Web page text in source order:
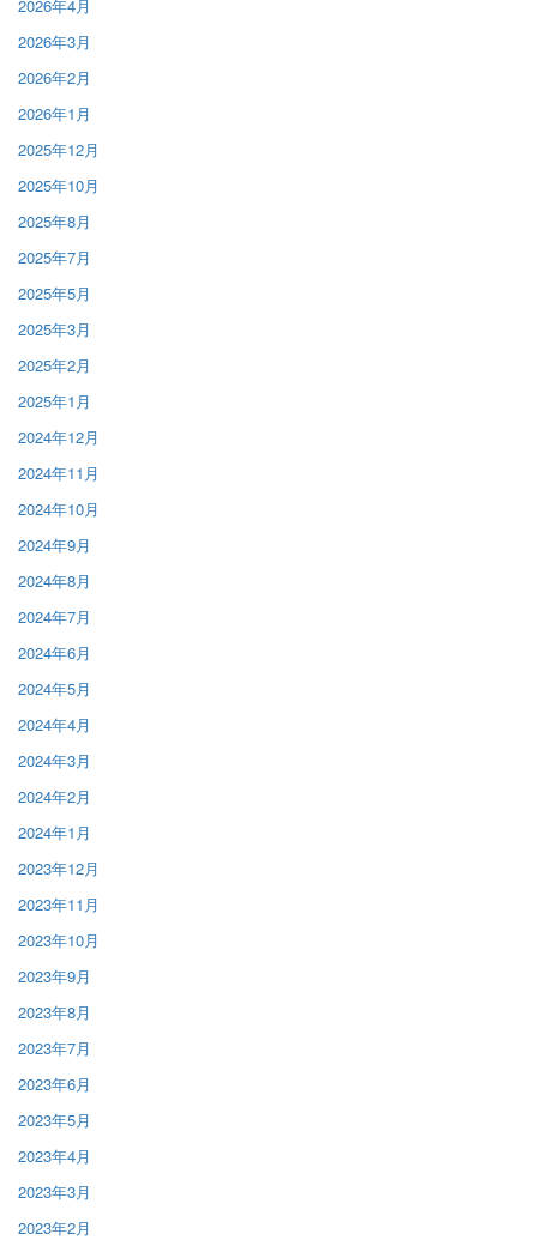
2026年4月
2026年3月
2026年2月
2026年1月
2025年12月
2025年10月
2025年8月
2025年7月
2025年5月
2025年3月
2025年2月
2025年1月
2024年12月
2024年11月
2024年10月
2024年9月
2024年8月
2024年7月
2024年6月
2024年5月
2024年4月
2024年3月
2024年2月
2024年1月
2023年12月
2023年11月
2023年10月
2023年9月
2023年8月
2023年7月
2023年6月
2023年5月
2023年4月
2023年3月
2023年2月